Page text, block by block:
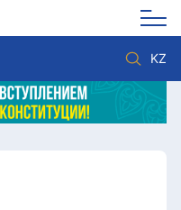
KZ